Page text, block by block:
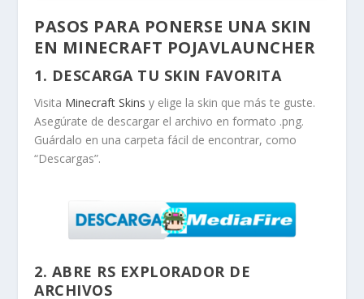
PASOS PARA PONERSE UNA SKIN
EN MINECRAFT POJAVLAUNCHER
1. DESCARGA TU SKIN FAVORITA
Visita Minecraft Skins y elige la skin que más te guste.
Asegúrate de descargar el archivo en formato .png.
Guárdalo en una carpeta fácil de encontrar, como
“Descargas”.
2. ABRE RS EXPLORADOR DE
ARCHIVOS